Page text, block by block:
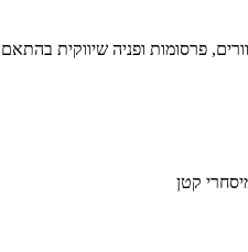
פרסומות ופניה שיווקית בהתאם